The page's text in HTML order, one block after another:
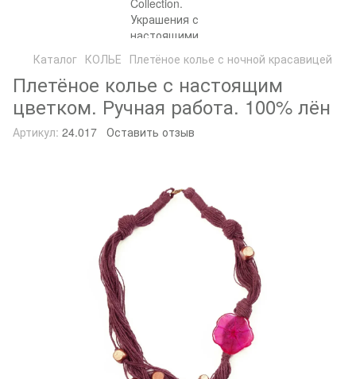
Каталог КОЛЬЕ Плетёное колье с ночной красавицей
Плетёное колье с настоящим
цветком. Ручная работа. 100% лён
Артикул: 24.017 Оставить отзыв